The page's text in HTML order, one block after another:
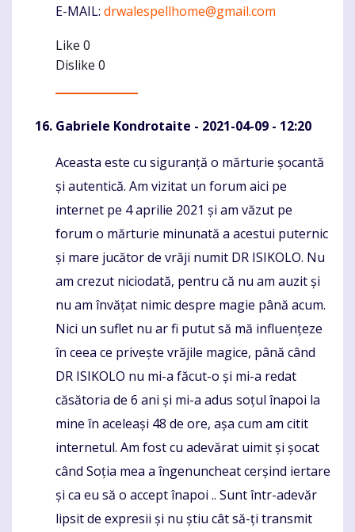
E-MAIL: drwalespellhome@gmail.com
Like 0
Dislike 0
Gabriele Kondrotaite - 2021-04-09 - 12:20
Komentaras
Aceasta este cu siguranță o mărturie șocantă
și autentică. Am vizitat un forum aici pe
internet pe 4 aprilie 2021 și am văzut pe
forum o mărturie minunată a acestui puternic
și mare jucător de vrăji numit DR ISIKOLO. Nu
am crezut niciodată, pentru că nu am auzit și
nu am învățat nimic despre magie până acum.
Nici un suflet nu ar fi putut să mă influențeze
în ceea ce privește vrăjile magice, până când
DR ISIKOLO nu mi-a făcut-o și mi-a redat
căsătoria de 6 ani și mi-a adus soțul înapoi la
mine în aceleași 48 de ore, așa cum am citit
internetul. Am fost cu adevărat uimit și șocat
când Soția mea a îngenuncheat cerșind iertare
și ca eu să o accept înapoi .. Sunt într-adevăr
lipsit de expresii și nu știu cât să-ți transmit